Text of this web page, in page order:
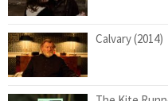
Calvary (2014)